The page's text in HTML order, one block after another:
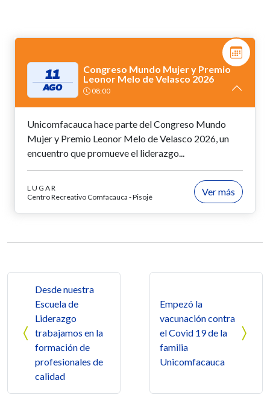
11
AGO
Congreso Mundo Mujer y Premio
Leonor Melo de Velasco 2026
08:00
Unicomfacauca hace parte del Congreso Mundo
Mujer y Premio Leonor Melo de Velasco 2026, un
encuentro que promueve el liderazgo...
LUGAR
Centro Recreativo Comfacauca - Pisojé
Ver más
Desde nuestra
Escuela de
Liderazgo
trabajamos en la
formación de
profesionales de
calidad
Empezó la
vacunación contra
el Covid 19 de la
familia
Unicomfacauca